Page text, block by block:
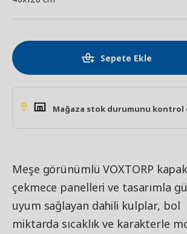
Sepete Ekle
Mağaza stok durumunu kontrol
Meşe görünümlü VOXTORP
çekmece panelleri ve tasarımla
uyum sağlayan dahili kulplar, bol
miktarda sıcaklık ve karakterle